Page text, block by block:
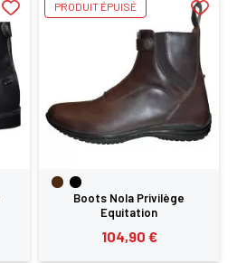
Boots Nola Privilège
Equitation
104,90 €
PRODUIT ÉPUISÉ